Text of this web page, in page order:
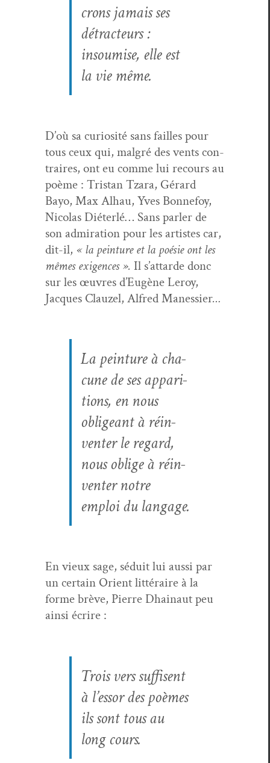
crons jamais ses
détracteurs :
insoumise, elle est
la vie même.
D’où sa curiosité sans failles pour
tous ceux qui, mal­gré des vents con­
traires, ont eu comme lui recours au
poème : Tris­tan Tzara, Gérard
Bayo, Max Alhau, Yves Bon­nefoy,
Nico­las Diéter­lé… Sans par­ler de
son admi­ra­tion pour les artistes car,
dit-il, « la pein­ture et la poésie ont les
mêmes exi­gences ». Il s’attarde donc
sur les œuvres d’Eugène Leroy,
Jacques Clauzel, Alfred Manessier…
La pein­ture à cha­
cune de ses appari­
tions, en nous
oblig­eant à réin­
ven­ter le regard,
nous oblige à réin­
ven­ter notre
emploi du lan­gage.
En vieux sage, séduit lui aus­si par
un cer­tain Ori­ent lit­téraire à la
forme brève, Pierre Dhain­aut peu
ain­si écrire :
Trois vers suffisent
à l’essor des poèmes
ils sont tous au
long cours.